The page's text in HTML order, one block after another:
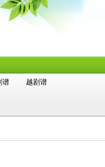
谱
越剧谱